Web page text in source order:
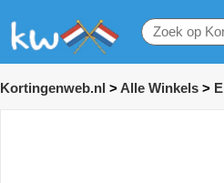
Kortingenweb.nl > Alle Winkels > E